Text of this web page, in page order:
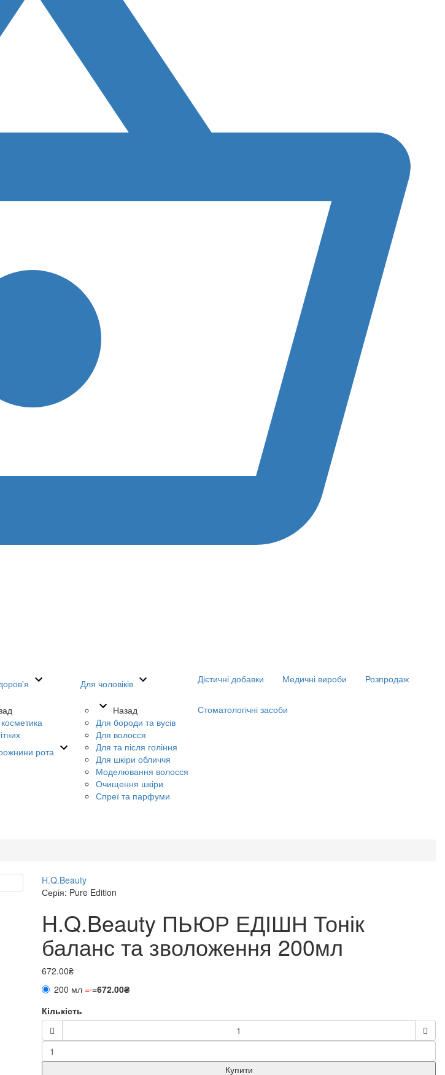
рота
Для чоловіків
Назад
Для бороди та вусів
Для волосся
Для та після гоління
Для шкіри обличчя
Моделювання волосся
Очищення шкіри
Спреї та парфуми
Дієтичні добавки Медичні вироби Розпродаж
Стоматологічні засоби
H.Q.Beauty
Серія: Pure Edition
H.Q.Beauty ПЬЮР ЕДІШН Тонік
баланс та зволоження 200мл
672.00₴
200 мл ==672.00₴
Кількість
Купити